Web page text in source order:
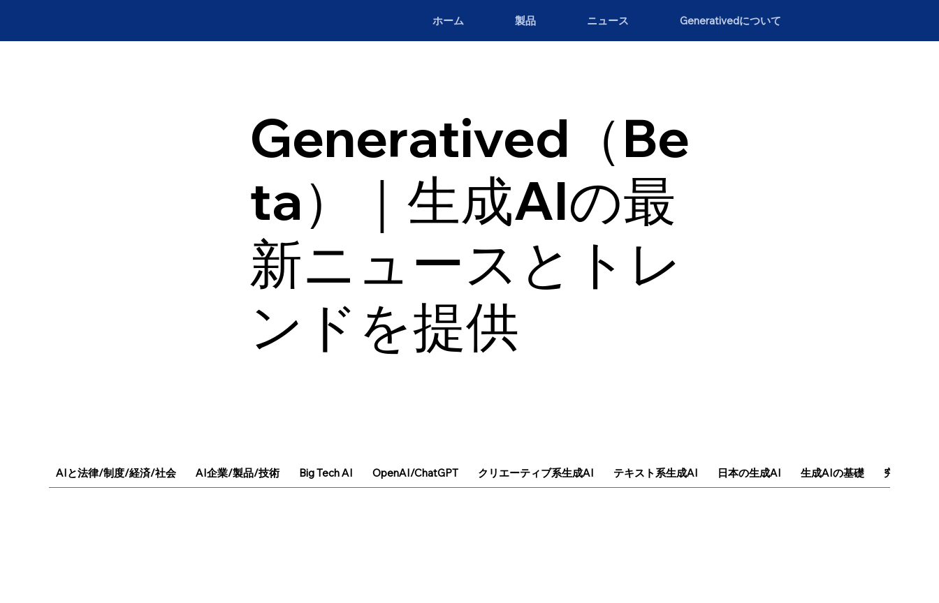
ホーム 製品 ニュース Generativedについて
Generatived（Be
ta）｜生成AIの最
新ニュースとトレ
ンドを提供
AIと法律/制度/経済/社会 AI企業/製品/技術 Big Tech AI OpenAI/ChatGPT クリエーティブ系生成AI テキスト系生成AI 日本の生成AI 生成AIの基礎 究極のAI